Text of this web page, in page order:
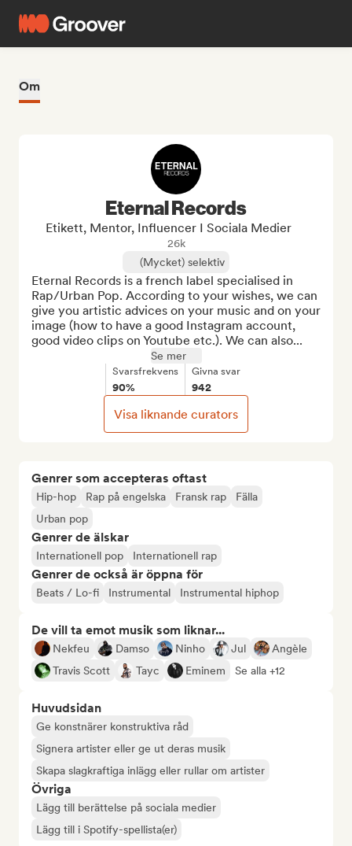
Om
Genrer som accepteras oftast
Hip-hop Rap på engelska Fransk rap
Fälla
Urban pop
Genrer de älskar
Internationell pop Internationell rap
Genrer de också är öppna för
Beats / Lo-fi Instrumental Instrumental hiphop
De vill ta emot musik som liknar...
Nekfeu Damso Ninho Jul
Angèle
Travis Scott
Tayc Eminem Se alla +12
Huvudsidan
Ge konstnärer konstruktiva råd
Signera artister eller ge ut deras musik
Skapa slagkraftiga inlägg eller rullar om artister
Övriga
Lägg till berättelse på sociala medier
Lägg till i Spotify-spellista(er)
Eternal Records
Etikett, Mentor, Influencer I Sociala Medier
26k
(Mycket) selektiv
Eternal Records is a french label specialised in
Rap/Urban Pop. According to your wishes, we can
give you artistic advices on your music and on your
image (how to have a good Instagram account,
good video clips on Youtube etc.). We can also...
Se mer
Svarsfrekvens
90%
Givna svar
942
Visa liknande curators